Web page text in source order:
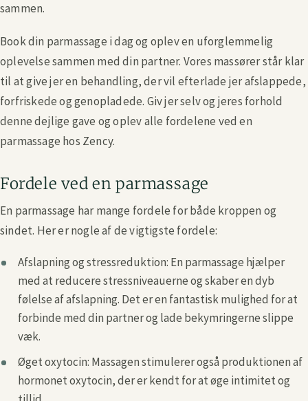
sammen.
Book din parmassage i dag og oplev en uforglemmelig
oplevelse sammen med din partner. Vores massører står klar
til at give jer en behandling, der vil efterlade jer afslappede,
forfriskede og genopladede. Giv jer selv og jeres forhold
denne dejlige gave og oplev alle fordelene ved en
parmassage hos Zency.
Fordele ved en parmassage
En parmassage har mange fordele for både kroppen og
sindet. Her er nogle af de vigtigste fordele:
Afslapning og stressreduktion: En parmassage hjælper
med at reducere stressniveauerne og skaber en dyb
følelse af afslapning. Det er en fantastisk mulighed for at
forbinde med din partner og lade bekymringerne slippe
væk.
Øget oxytocin: Massagen stimulerer også produktionen af
hormonet oxytocin, der er kendt for at øge intimitet og